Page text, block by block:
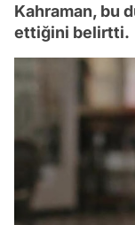
Kahraman, bu
ettiğini belirtti.